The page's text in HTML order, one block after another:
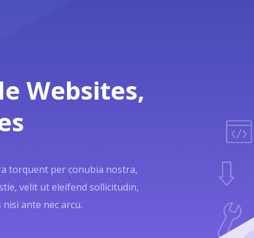
Websites,
torquent per conubia nostra,
velit ut eleifend sollicitudin,
ante nec arcu.